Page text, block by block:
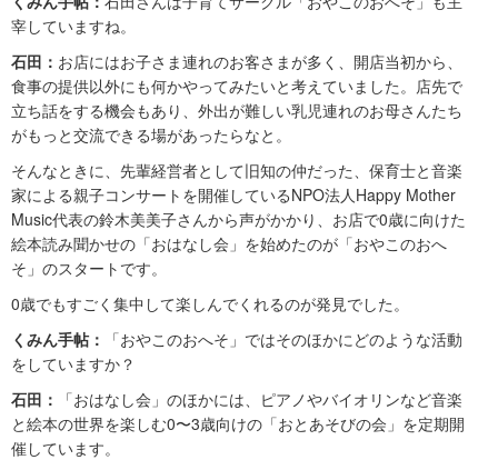
宰していますね。
石田： お店にはお子さま連れのお客さまが多く、開店当初から、
食事の提供以外にも何かやってみたいと考えていました。店先で
立ち話をする機会もあり、外出が難しい乳児連れのお母さんたち
がもっと交流できる場があったらなと。
そんなときに、先輩経営者として旧知の仲だった、保育士と音楽
家による親子コンサートを開催しているNPO法人Happy Mother
Music代表の鈴木美美子さんから声がかかり、お店で0歳に向けた
絵本読み聞かせの「おはなし会」を始めたのが「おやこのおへ
そ」のスタートです。
0歳でもすごく集中して楽しんでくれるのが発見でした。
くみん手帖：
「おやこのおへそ」ではそのほかにどのような活動
をしていますか？
石田：
「おはなし会」のほかには、ピアノやバイオリンなど音楽
と絵本の世界を楽しむ0〜3歳向けの「おとあそびの会」を定期開
催しています。